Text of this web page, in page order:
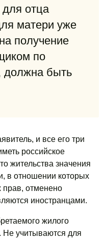
отца
матери уже
получение
по
должна быть
и все его три
российское
жительства значения
в отношении которых
прав, отменено
иностранцами.
жилого
учитываются для